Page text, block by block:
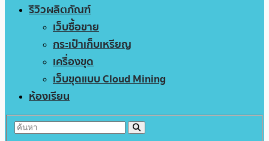
รีวิวผลิตภัณฑ์
เว็บซื้อขาย
กระเป๋าเก็บเหรียญ
เครื่องขุด
เว็บขุดแบบ Cloud Mining
ห้องเรียน